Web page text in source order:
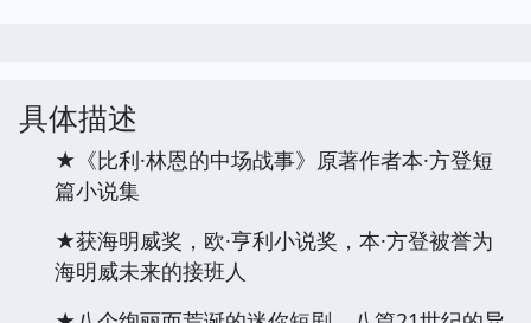
立刻按ctrl+D
你会得到大惊喜!!
具体描述